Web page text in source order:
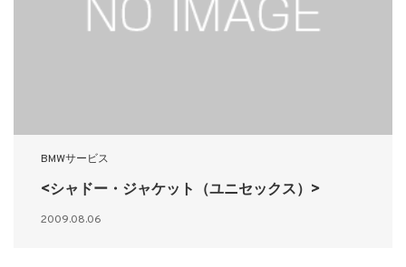
BMWサービス
<シャドー・ジャケット（ユニセックス）>
2009.08.06